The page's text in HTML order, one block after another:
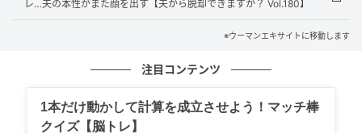
レ…夫の本性がまた顔を出す【夫から脱却できますか？ Vol.180】
※ウーマンエキサイトに移動します
注目コンテンツ
1本だけ動かして計算を成立させよう！マッチ棒
クイズ【脳トレ】